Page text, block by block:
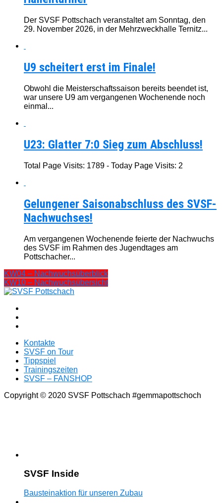
Der SVSF Pottschach veranstaltet am Sonntag, den
29. November 2026, in der Mehrzweckhalle Ternitz...
U9 scheitert erst im Finale!
Obwohl die Meisterschaftssaison bereits beendet ist,
war unsere U9 am vergangenen Wochenende noch
einmal...
U23: Glatter 7:0 Sieg zum Abschluss!
Total Page Visits: 1789 - Today Page Visits: 2
Gelungener Saisonabschluss des SVSF-
Nachwuchses!
Am vergangenen Wochenende feierte der Nachwuchs
des SVSF im Rahmen des Jugendtages am
Pottschacher...
KW04 – Nachwuchsüberblick
KW10 – Nachwuchsübersicht
Kontakte
SVSF on Tour
Tippspiel
Trainingszeiten
SVSF – FANSHOP
Copyright © 2020 SVSF Pottschach #gemmapottschoch
SVSF Inside
Bausteinaktion für unseren Zubau